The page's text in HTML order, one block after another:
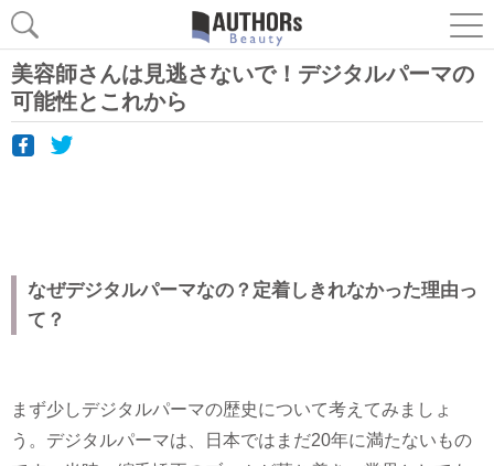
美容師さんは見逃さないで！デジタルパーマの
可能性とこれから
なぜデジタルパーマなの？定着しきれなかった理由っ
て？
まず少しデジタルパーマの歴史について考えてみましょ
う。デジタルパーマは、日本ではまだ20年に満たないもの